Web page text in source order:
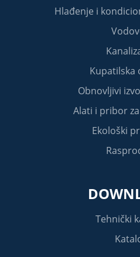
Hlađenje i
Kupatilska
Obnovljivi
Alati i pribor
Ekološki
Tehnički